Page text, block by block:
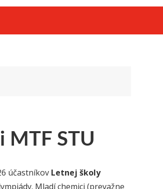
MTF STU
účastníkov Letnej školy
Mladí chemici (prevažne